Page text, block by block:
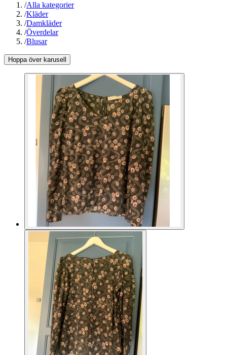
/Alla kategorier
/Kläder
/Damkläder
/Överdelar
/Blusar
Hoppa över karusell